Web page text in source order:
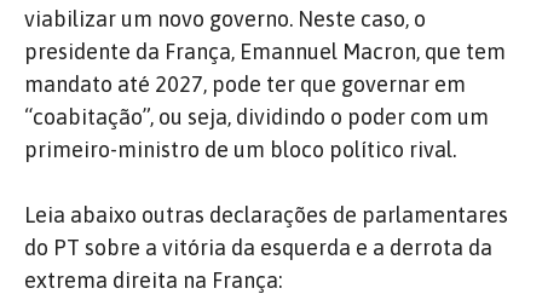
viabilizar um novo governo. Neste caso, o
presidente da França, Emannuel Macron, que tem
mandato até 2027, pode ter que governar em
“coabitação”, ou seja, dividindo o poder com um
primeiro-ministro de um bloco político rival.
Leia abaixo outras declarações de parlamentares
do PT sobre a vitória da esquerda e a derrota da
extrema direita na França: